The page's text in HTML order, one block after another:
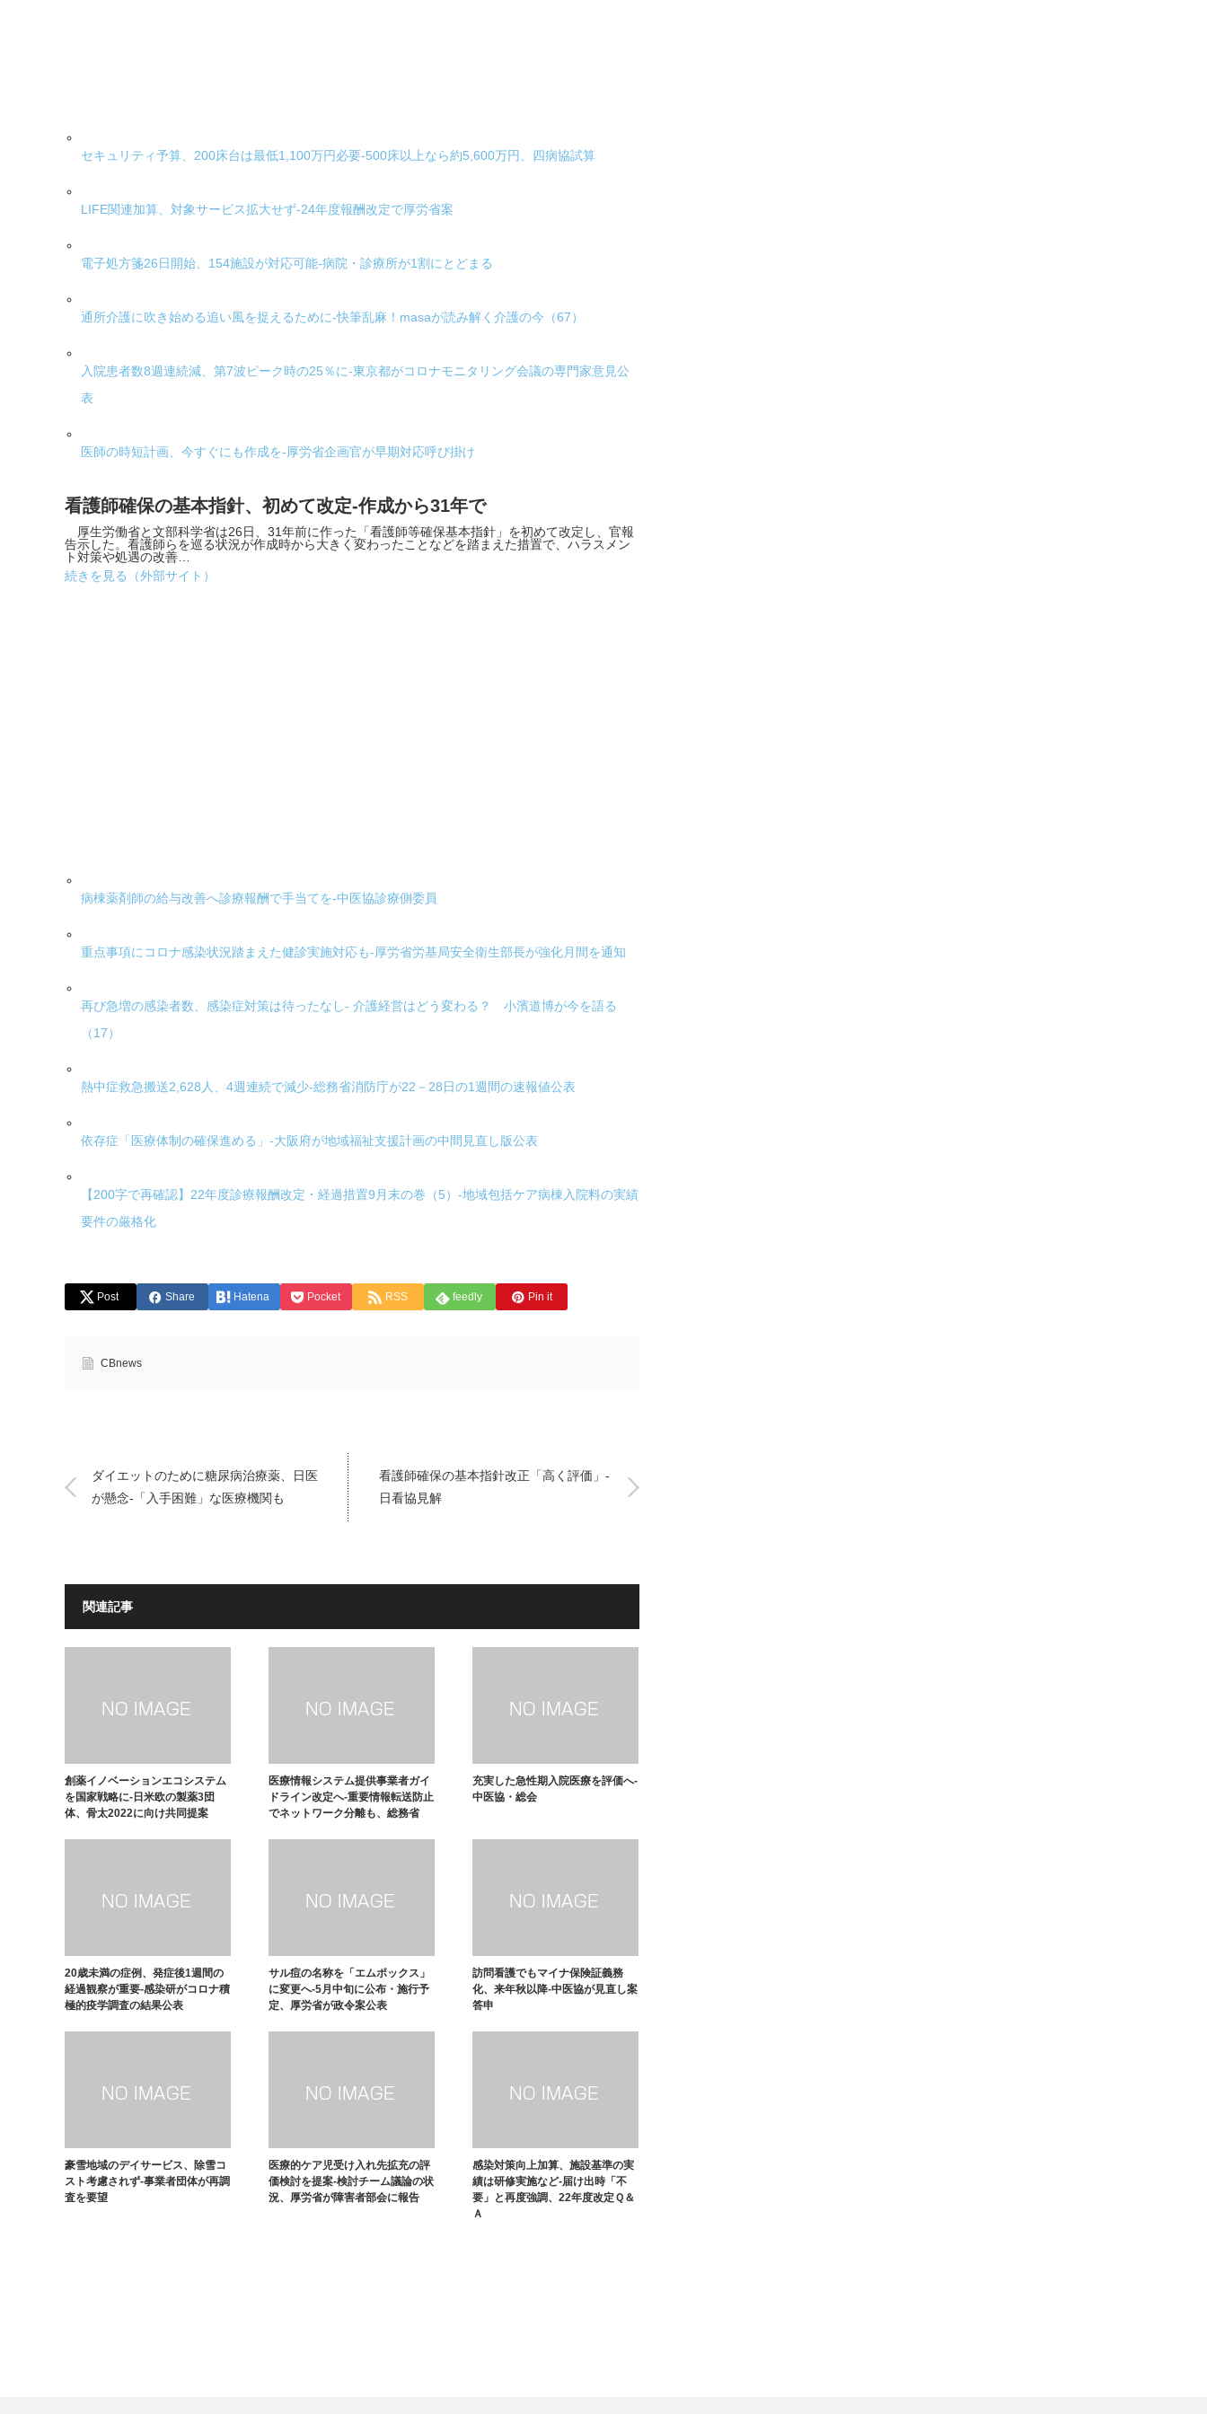
セキュリティ予算、200床台は最低1,100万円必要-500床以上なら約5,600万円、四病協試算
LIFE関連加算、対象サービス拡大せず-24年度報酬改定で厚労省案
電子処方箋26日開始、154施設が対応可能-病院・診療所が1割にとどまる
通所介護に吹き始める追い風を捉えるために-快筆乱麻！masaが読み解く介護の今（67）
入院患者数8週連続減、第7波ピーク時の25％に-東京都がコロナモニタリング会議の専門家意見公
表
医師の時短計画、今すぐにも作成を-厚労省企画官が早期対応呼び掛け
看護師確保の基本指針、初めて改定-作成から31年で
厚生労働省と文部科学省は26日、31年前に作った「看護師等確保基本指針」を初めて改定し、官報
告示した。看護師らを巡る状況が作成時から大きく変わったことなどを踏まえた措置で、ハラスメン
ト対策や処遇の改善…
続きを見る（外部サイト）
病棟薬剤師の給与改善へ診療報酬で手当てを-中医協診療側委員
重点事項にコロナ感染状況踏まえた健診実施対応も-厚労省労基局安全衛生部長が強化月間を通知
再び急増の感染者数、感染症対策は待ったなし- 介護経営はどう変わる？ 小濱道博が今を語る
（17）
熱中症救急搬送2,628人、4週連続で減少-総務省消防庁が22－28日の1週間の速報値公表
依存症「医療体制の確保進める」-大阪府が地域福祉支援計画の中間見直し版公表
【200字で再確認】22年度診療報酬改定・経過措置9月末の巻（5）-地域包括ケア病棟入院料の実績
要件の厳格化
Post Share Hatena Pocket RSS feedly Pin it
CBnews
ダイエットのために糖尿病治療薬、日医
が懸念-「入手困難」な医療機関も
看護師確保の基本指針改正「高く評価」-
日看協見解
関連記事
創薬イノベーションエコシステム
を国家戦略に-日米欧の製薬3団
体、骨太2022に向け共同提案
医療情報システム提供事業者ガイ
ドライン改定へ-重要情報転送防止
でネットワーク分離も、総務省
充実した急性期入院医療を評価へ-
中医協・総会
20歳未満の症例、発症後1週間の
経過観察が重要-感染研がコロナ積
極的疫学調査の結果公表
サル痘の名称を「エムポックス」
に変更へ-5月中旬に公布・施行予
定、厚労省が政令案公表
訪問看護でもマイナ保険証義務
化、来年秋以降-中医協が見直し案
答申
豪雪地域のデイサービス、除雪コ
スト考慮されず-事業者団体が再調
査を要望
医療的ケア児受け入れ先拡充の評
価検討を提案-検討チーム議論の状
況、厚労省が障害者部会に報告
感染対策向上加算、施設基準の実
績は研修実施など-届け出時「不
要」と再度強調、22年度改定Ｑ＆
Ａ